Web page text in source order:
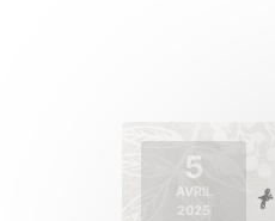
5
AVRIL
2025